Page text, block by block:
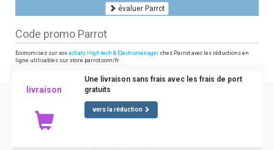
évaluer Parrot
Code promo Parrot
Economisez sur vos achats High-tech & Electroménager chez Parrot avec les réductions en
ligne utilisables sur store.parrot.com/fr
livraison
Une livraison sans frais avec les frais de port
gratuits
vers la réduction